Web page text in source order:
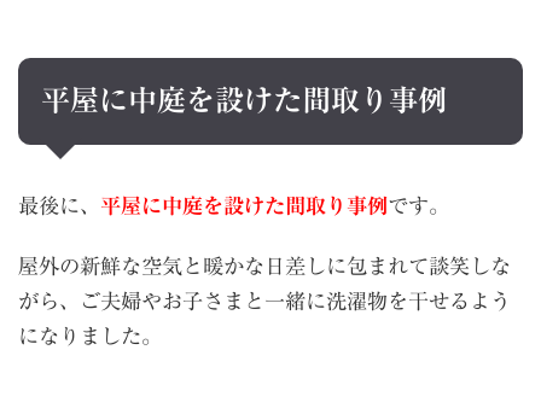
平屋に中庭を設けた間取り事例
最後に、 平屋に中庭を設けた間取り事例 です。
屋外の新鮮な空気と暖かな日差しに包まれて談笑しな
がら、ご夫婦やお子さまと一緒に洗濯物を干せるよう
になりました。